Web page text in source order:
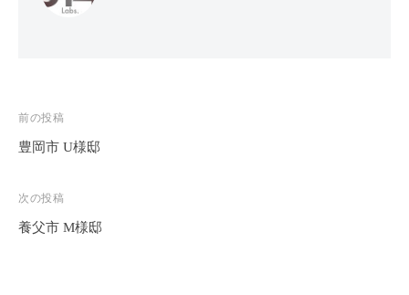
投
稿
ビ
ゲ
前の投稿
豊岡市 U様邸
次の投稿
養父市 M様邸